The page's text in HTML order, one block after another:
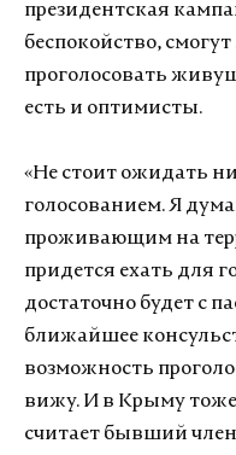
президентская
беспокойство,
проголосовать
есть и оптимисты.
«Не стоит ожидать
голосованием. Я
проживающим на
придется ехать для
достаточно будет с
ближайшее
возможность
вижу. И в Крыму тоже
считает бывший